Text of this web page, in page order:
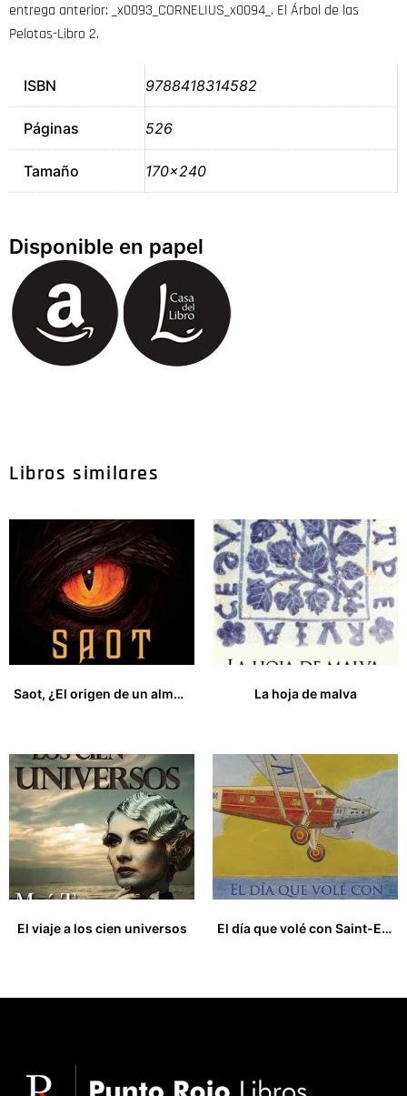
entrega anterior: _x0093_CORNELIUS_x0094_. El Árbol de las
Pelotas-Libro 2.
ISBN 9788418314582
Páginas 526
Tamaño 170×240
Disponible en papel
Libros similares
Saot, ¿El origen de un alma oscura?
La hoja de malva
El viaje a los cien universos
El día que volé con Saint-Exupéry y otros cuentos de aviación